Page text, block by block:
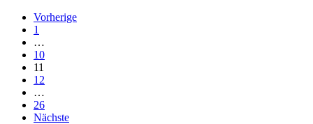
Vorherige
1
…
10
11
12
…
26
Nächste